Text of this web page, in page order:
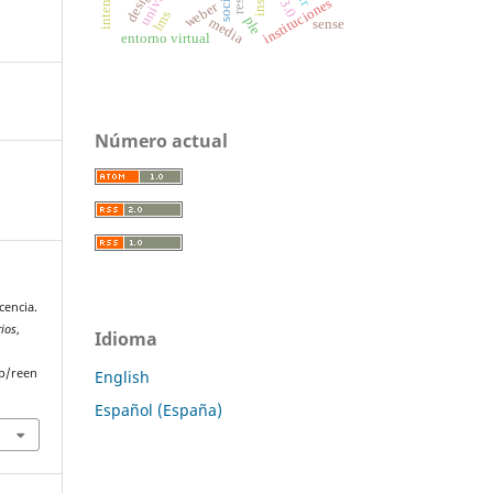
,
reen
weber instituciones
mediaple
lms
entorno virtual
sense
Número actual
Idioma
English
Español (España)